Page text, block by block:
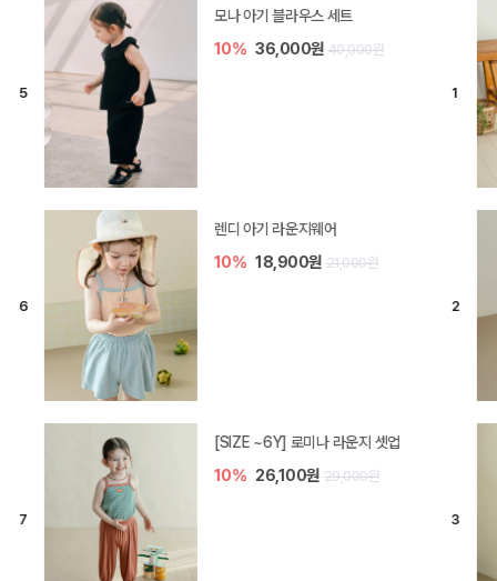
모나 아기 블라우스 세트
10% 36,000원 40,000원
렌디 아기 라운지웨어
10% 18,900원 21,000원
[SIZE ~6Y] 로미나 라운지 셋업
10% 26,100원 29,000원